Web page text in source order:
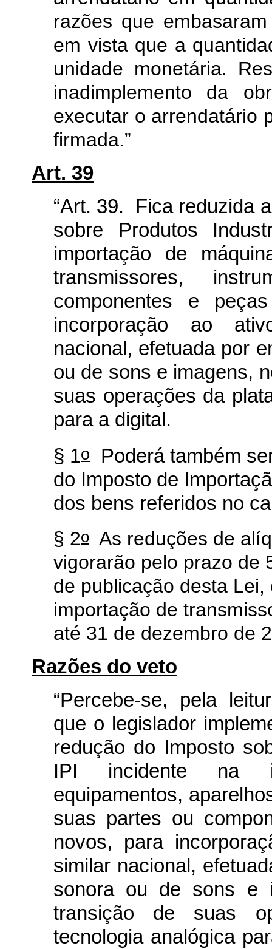
razões que
em vista que a
unidade monetária.
inadimplemento da
executar o arrendatário
firmada.”
Art. 39
“Art. 39. Fica reduzida
sobre Produtos
importação de
transmissores,
componentes e
incorporação ao
nacional, efetuada por
ou de sons e imagens,
suas operações da
para a digital.
§ 1o
Poderá também
do Imposto de
dos bens referidos no
§ 2o As reduções de
vigorarão pelo prazo de
de publicação desta
importação de
até 31 de dezembro de
Razões do veto
“Percebe-se, pela
que o legislador
redução do Imposto
IPI incidente na
equipamentos,
suas partes ou
novos, para
similar nacional,
sonora ou de sons e
transição de suas
tecnologia analógica